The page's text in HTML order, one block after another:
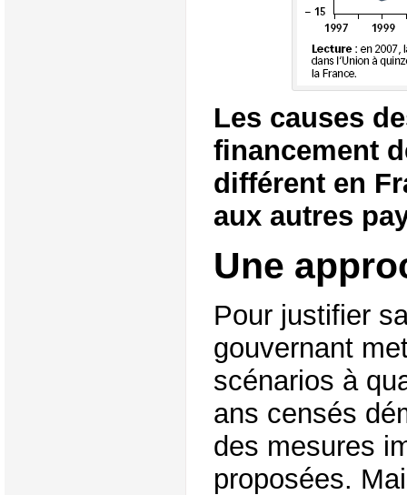
Les causes
financement
différent en
aux autres
Une
Pour justifier
gouvernant
scénarios à
ans censés
des mesures
proposées.